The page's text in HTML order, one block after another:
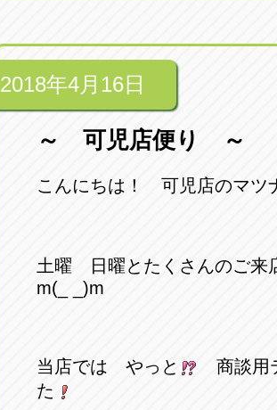
2018年4月16日
～ 可児店便り ～
こんにちは！ 可児店のマツ
土曜 日曜とたくさんのご来
m(_ _)m
当店では やっと
商談用
た